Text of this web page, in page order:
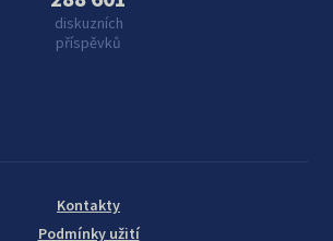
diskuzních
příspěvků
Kontakty
Podmínky užití